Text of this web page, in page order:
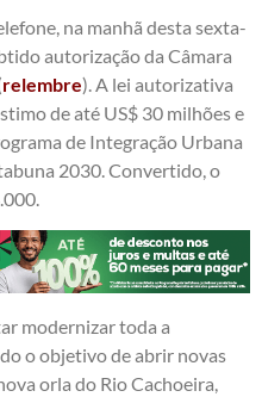
na manhã desta sexta-
autorização da Câmara
relembre). A lei autorizativa
de até US$ 30 milhões e
de Integração Urbana
2030. Convertido, o
modernizar toda a
o objetivo de abrir novas
orla do Rio Cachoeira,